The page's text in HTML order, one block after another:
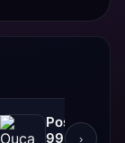
Positiva
99.1 FM
›